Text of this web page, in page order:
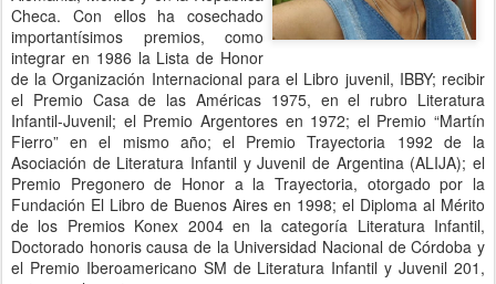
Checa. Con ellos ha cosechado
importantísimos premios, como
integrar en 1986 la Lista de Honor
de la Organización Internacional para el Libro juvenil, IBBY; recibir
el Premio Casa de las Américas 1975, en el rubro Literatura
Infantil-Juvenil; el Premio Argentores en 1972; el Premio “Martín
Fierro” en el mismo año; el Premio Trayectoria 1992 de la
Asociación de Literatura Infantil y Juvenil de Argentina (ALIJA); el
Premio Pregonero de Honor a la Trayectoria, otorgado por la
Fundación El Libro de Buenos Aires en 1998; el Diploma al Mérito
de los Premios Konex 2004 en la categoría Literatura Infantil,
Doctorado honoris causa de la Universidad Nacional de Córdoba y
el Premio Iberoamericano SM de Literatura Infantil y Juvenil 201,